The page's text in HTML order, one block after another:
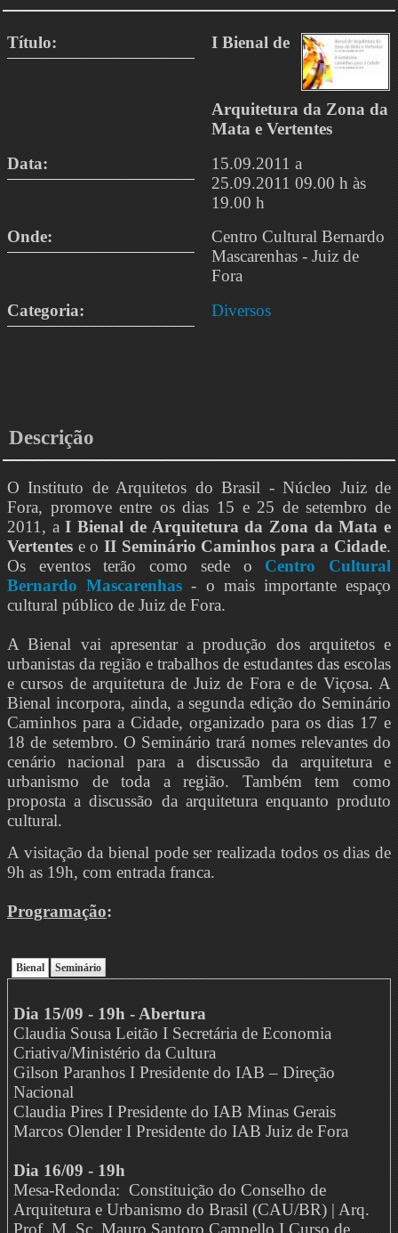
Título: I Bienal de
Arquitetura da Zona da
Mata e Vertentes
Data:
15.09.2011 a
25.09.2011 09.00 h às
19.00 h
Onde:
Centro Cultural Bernardo
Mascarenhas - Juiz de
Fora
Categoria:
Diversos
Descrição
O Instituto de Arquitetos do Brasil - Núcleo Juiz de
Fora, promove entre os dias 15 e 25 de setembro de
2011, aI Bienal de Arquitetura da Zona da Mata e
Vertentes e o II Seminário Caminhos para a Cidade.
Os eventos terão como sede o Centro Cultural
Bernardo Mascarenhas - o mais importante espaço
cultural público de Juiz de Fora.
A Bienal vai apresentar a produção dos arquitetos e
urbanistas da região e trabalhos de estudantes das escolas
e cursos de arquitetura de Juiz de Fora e de Viçosa. A
Bienal incorpora, ainda, a segunda edição do Seminário
Caminhos para a Cidade, organizado para os dias 17 e
18 de setembro. O Seminário trará nomes relevantes do
cenário nacional para a discussão da arquitetura e
urbanismo de toda a região. Também tem como
proposta a discussão da arquitetura enquanto produto
cultural.
A visitação da bienal pode ser realizada todos os dias de
9h as 19h, com entrada franca.
Programação:
Bienal Seminário
Dia 15/09 - 19h - Abertura
Claudia Sousa Leitão I Secretária de Economia
Criativa/Ministério da Cultura
Gilson Paranhos I Presidente do IAB – Direção
Nacional
Claudia Pires I Presidente do IAB Minas Gerais
Marcos Olender I Presidente do IAB Juiz de Fora
Dia 16/09 - 19h
Mesa-Redonda: Constituição do Conselho de
Arquitetura e Urbanismo do Brasil (CAU/BR) | Arq.
Prof. M. Sc. Mauro Santoro Campello I Curso de